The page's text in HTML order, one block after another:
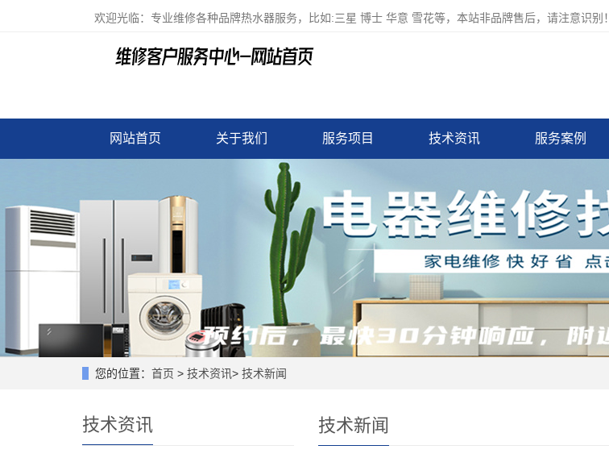
欢迎光临：专业维修各种品牌热水器服务，比如:三星 博士 华意 雪花等，本站非品牌售后，请注意识别！
网站首页 关于我们 服务项目 技术资讯 服务案例
您的位置： 首页 > 技术资讯> 技术新闻
技术新闻
技术资讯